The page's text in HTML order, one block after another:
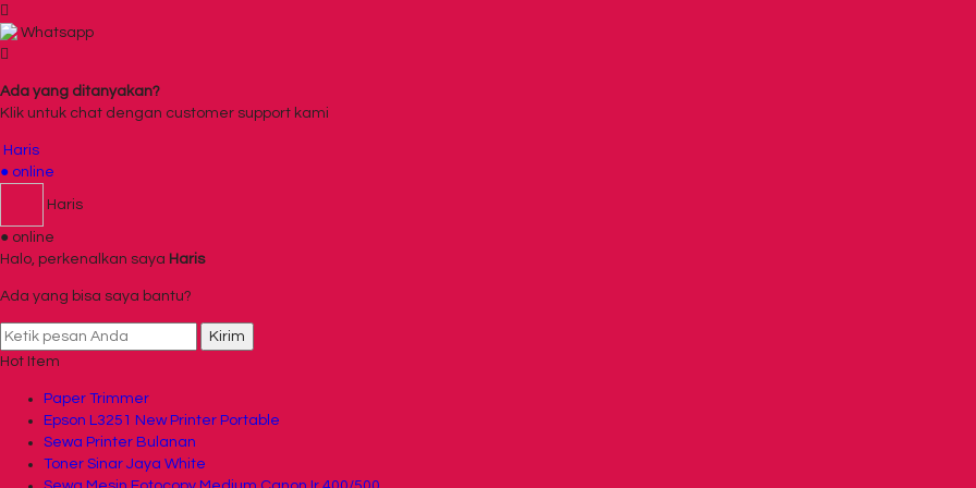
Whatsapp
Ada yang ditanyakan?
Klik untuk chat dengan customer support kami
Haris
● online
Haris
● online
Halo, perkenalkan saya Haris
Ada yang bisa saya bantu?
Kirim
Hot Item
Paper Trimmer
Epson L3251 New Printer Portable
Sewa Printer Bulanan
Toner Sinar Jaya White